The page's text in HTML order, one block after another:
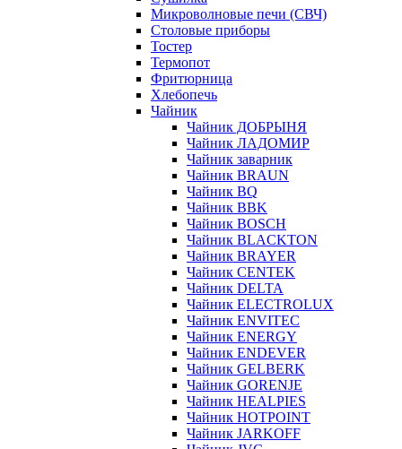
Микроволновые печи (СВЧ)
Столовые приборы
Тостер
Термопот
Фритюрница
Хлебопечь
Чайник
Чайник ДОБРЫНЯ
Чайник ЛАДОМИР
Чайник заварник
Чайник BRAUN
Чайник BQ
Чайник BBK
Чайник BOSCH
Чайник BLACKTON
Чайник BRAYER
Чайник CENTEK
Чайник DELTA
Чайник ELECTROLUX
Чайник ENVITEC
Чайник ENERGY
Чайник ENDEVER
Чайник GELBERK
Чайник GORENJE
Чайник HEALPIES
Чайник HOTPOINT
Чайник JARKOFF